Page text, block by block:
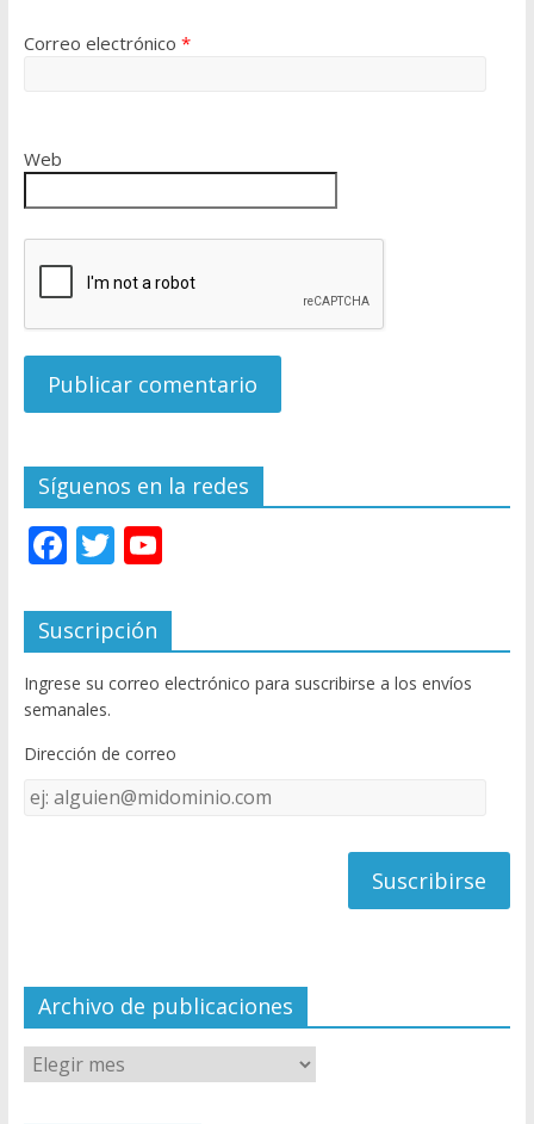
Correo electrónico *
Web
Síguenos en la redes
F
e
b
o
o
k
T
itt
er
Y
u
T
u
e
C
el
Suscripción
Ingrese su correo electrónico para suscribirse a los envíos
semanales.
Dirección de correo
Dirección
Archivo de publicaciones